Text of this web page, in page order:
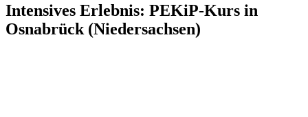
Intensives Erlebnis: PEKiP-Kurs in
Osnabrück (Niedersachsen)